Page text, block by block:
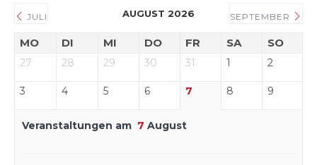
JULI AUGUST 2026 SEPTEMBER
MO DI MI DO FR SA SO
27 28 29 30 31 1 2
3 4 5 6 7 8 9
Veranstaltungen am 7 August